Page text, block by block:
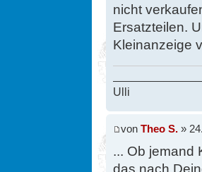
nicht
Ersatzteilen.
Kleinanzeige
Ulli
von Theo S. »
... Ob jemand
das nach